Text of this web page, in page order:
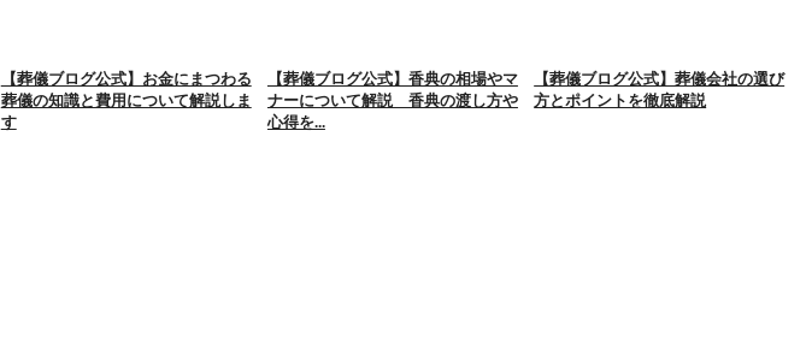
【葬儀ブログ公式】お金にまつわる
葬儀の知識と費用について解説しま
す
【葬儀ブログ公式】香典の相場やマ
ナーについて解説 香典の渡し方や
心得を...
【葬儀ブログ公式】葬儀会社の選び
方とポイントを徹底解説